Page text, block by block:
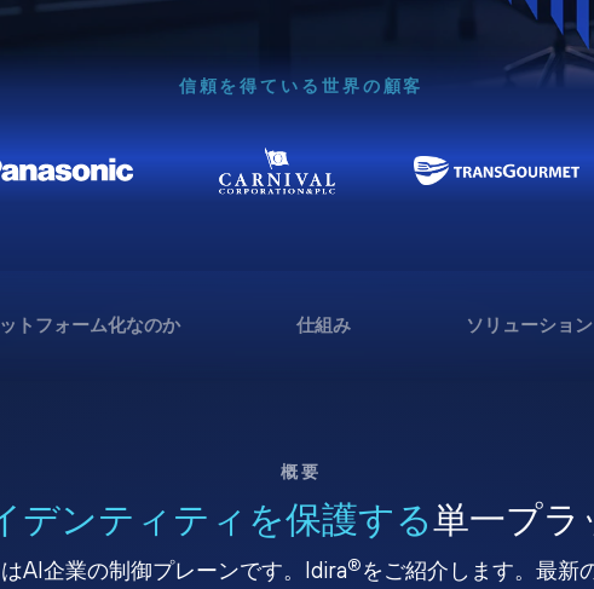
信頼を得ている世界の顧客
トフォーム化なのか 仕組み ソリューション
概要
デンティティを保護する単一プラ
AI企業の制御プレーンです。Idira®をご紹介します。最新